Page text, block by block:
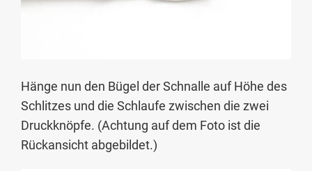
Hänge nun den Bügel der Schnalle auf Höhe des
Schlitzes und die Schlaufe zwischen die zwei
Druckknöpfe. (Achtung auf dem Foto ist die
Rückansicht abgebildet.)